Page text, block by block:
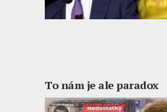
To nám je ale paradox